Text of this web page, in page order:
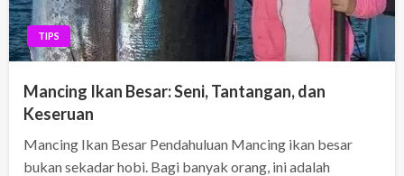
TIPS
Mancing Ikan Besar: Seni, Tantangan, dan
Keseruan
Mancing Ikan Besar Pendahuluan Mancing ikan besar
bukan sekadar hobi. Bagi banyak orang, ini adalah